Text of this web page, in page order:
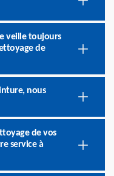
veille toujours
de
nous
de vos
service à